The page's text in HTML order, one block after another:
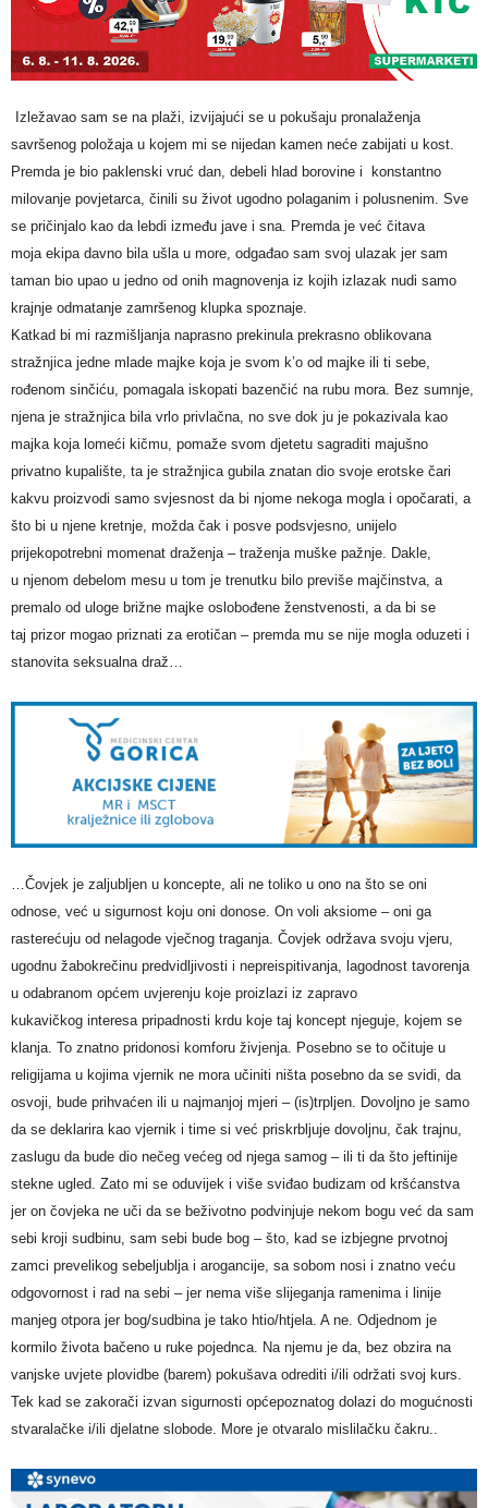
Izležavao sam se na plaži, izvijajući se u pokušaju pronalaženja
savršenog položaja u kojem mi se nijedan kamen neće zabijati u kost.
Premda je bio paklenski vruć dan, debeli hlad borovine i konstantno
milovanje povjetarca, činili su život ugodno polaganim i polusnenim. Sve
se pričinjalo kao da lebdi između jave i sna. Premda je već čitava
moja ekipa davno bila ušla u more, odgađao sam svoj ulazak jer sam
taman bio upao u jedno od onih magnovenja iz kojih izlazak nudi samo
krajnje odmatanje zamršenog klupka spoznaje.
Katkad bi mi razmišljanja naprasno prekinula prekrasno oblikovana
stražnjica jedne mlade majke koja je svom k’o od majke ili ti sebe,
rođenom sinčiću, pomagala iskopati bazenčić na rubu mora. Bez sumnje,
njena je stražnjica bila vrlo privlačna, no sve dok ju je pokazivala kao
majka koja lomeći kičmu, pomaže svom djetetu sagraditi majušno
privatno kupalište, ta je stražnjica gubila znatan dio svoje erotske čari
kakvu proizvodi samo svjesnost da bi njome nekoga mogla i opočarati, a
što bi u njene kretnje, možda čak i posve podsvjesno, unijelo
prijekopotrebni momenat draženja – traženja muške pažnje. Dakle,
u njenom debelom mesu u tom je trenutku bilo previše majčinstva, a
premalo od uloge brižne majke oslobođene ženstvenosti, a da bi se
taj prizor mogao priznati za erotičan – premda mu se nije mogla oduzeti i
stanovita seksualna draž…
…Čovjek je zaljubljen u koncepte, ali ne toliko u ono na što se oni
odnose, već u sigurnost koju oni donose. On voli aksiome – oni ga
rasterećuju od nelagode vječnog traganja. Čovjek održava svoju vjeru,
ugodnu žabokrečinu predvidljivosti i nepreispitivanja, lagodnost tavorenja
u odabranom općem uvjerenju koje proizlazi iz zapravo
kukavičkog interesa pripadnosti krdu koje taj koncept njeguje, kojem se
klanja. To znatno pridonosi komforu živjenja. Posebno se to očituje u
religijama u kojima vjernik ne mora učiniti ništa posebno da se svidi, da
osvoji, bude prihvaćen ili u najmanjoj mjeri – (is)trpljen. Dovoljno je samo
da se deklarira kao vjernik i time si već priskrbljuje dovoljnu, čak trajnu,
zaslugu da bude dio nečeg većeg od njega samog – ili ti da što jeftinije
stekne ugled. Zato mi se oduvijek i više sviđao budizam od kršćanstva
jer on čovjeka ne uči da se beživotno podvinjuje nekom bogu već da sam
sebi kroji sudbinu, sam sebi bude bog – što, kad se izbjegne prvotnoj
zamci prevelikog sebeljublja i arogancije, sa sobom nosi i znatno veću
odgovornost i rad na sebi – jer nema više slijeganja ramenima i linije
manjeg otpora jer bog/sudbina je tako htio/htjela. A ne. Odjednom je
kormilo života bačeno u ruke pojednca. Na njemu je da, bez obzira na
vanjske uvjete plovidbe (barem) pokušava odrediti i/ili održati svoj kurs.
Tek kad se zakorači izvan sigurnosti općepoznatog dolazi do mogućnosti
stvaralačke i/ili djelatne slobode. More je otvaralo mislilačku čakru..